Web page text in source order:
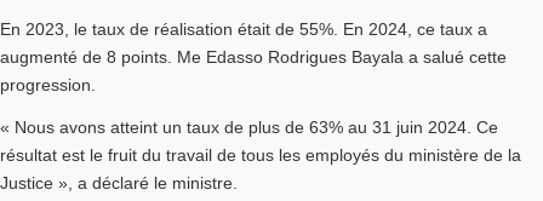
En 2023, le taux de réalisation était de 55%. En 2024, ce taux a
augmenté de 8 points. Me Edasso Rodrigues Bayala a salué cette
progression.
« Nous avons atteint un taux de plus de 63% au 31 juin 2024. Ce
résultat est le fruit du travail de tous les employés du ministère de la
Justice », a déclaré le ministre.